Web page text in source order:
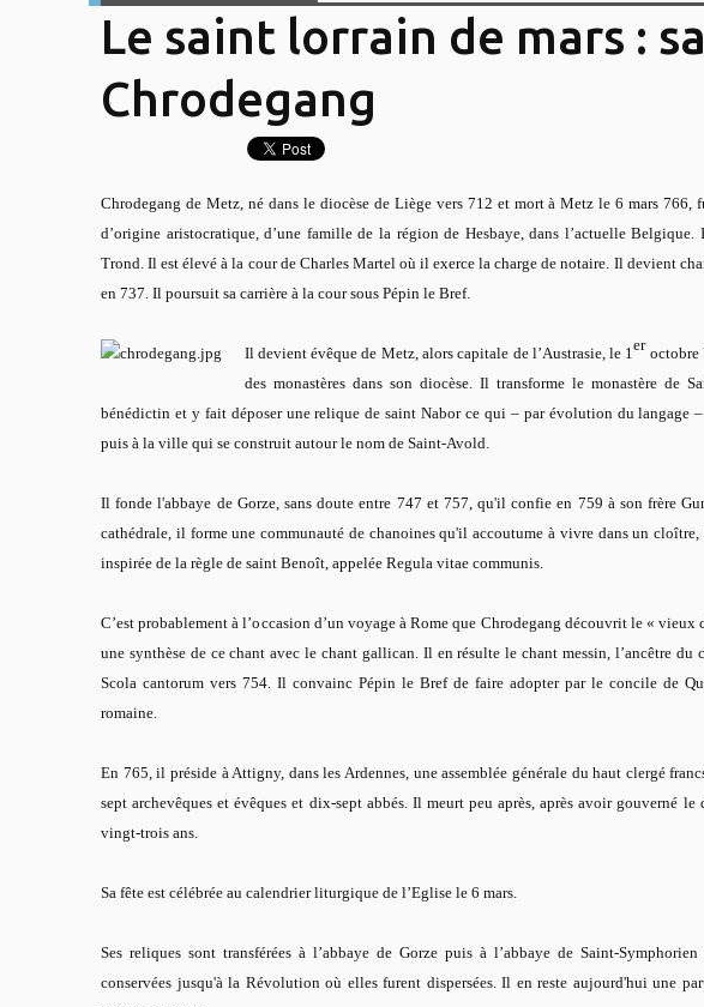
Le saint lorrain de mars :
Chrodegang
Chrodegang de Metz, né dans le diocèse de Liège vers 712 et mort à Metz le 6 mars 766,
d’origine aristocratique, d’une famille de la région de Hesbaye, dans l’actuelle Belgique.
Trond. Il est élevé à la cour de Charles Martel où il exerce la charge de notaire. Il devient
en 737. Il poursuit sa carrière à la cour sous Pépin le Bref.
Il devient évêque de Metz, alors capitale de l’Austrasie, le 1er octobre
des monastères dans son diocèse. Il transforme le monastère de
bénédictin et y fait déposer une relique de saint Nabor ce qui – par évolution du langage
puis à la ville qui se construit autour le nom de Saint-Avold.
Il fonde l'abbaye de Gorze, sans doute entre 747 et 757, qu'il confie en 759 à son frère
cathédrale, il forme une communauté de chanoines qu'il accoutume à vivre dans un
inspirée de la règle de saint Benoît, appelée Regula vitae communis
C’est probablement à l’occasion d’un voyage à Rome que Chrodegang découvrit le «
une synthèse de ce chant avec le chant gallican. Il en résulte le chant messin, l’ancêtre du
Scola cantorum vers 754. Il convainc Pépin le Bref de faire adopter par le concile de
romaine.
En 765, il préside à Attigny, dans les Ardennes, une assemblée générale du haut clergé
sept archevêques et évêques et dix-sept abbés. Il meurt peu après, après avoir gouverné
vingt-trois ans.
Sa fête est célébrée au calendrier liturgique de l’Eglise le 6 mars.
Ses reliques sont transférées à l’abbaye de Gorze puis à l’abbaye de Saint-
conservées jusqu'à la Révolution où elles furent dispersées. Il en reste aujourd'hui une